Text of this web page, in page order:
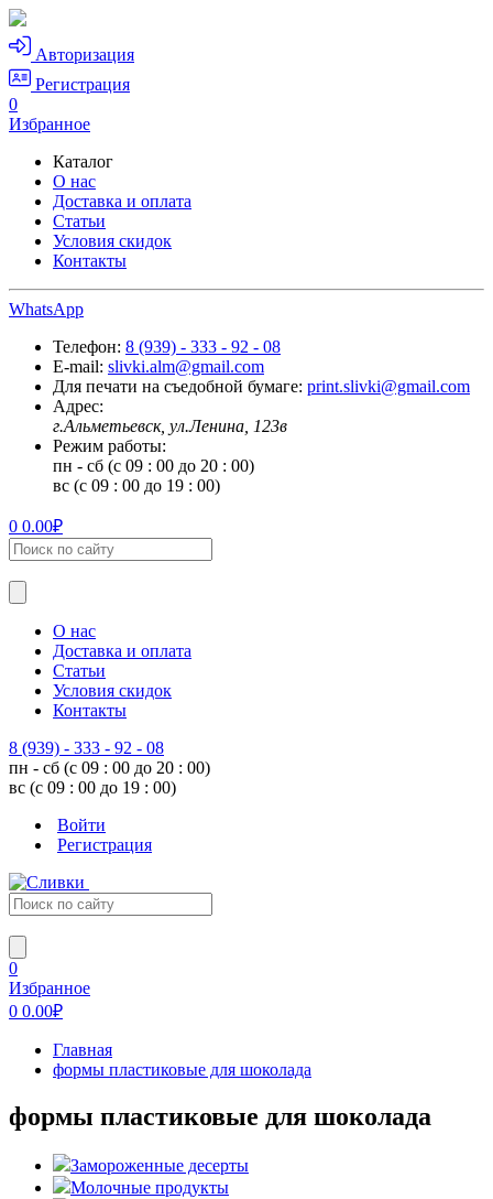
Авторизация
Регистрация
0
Избранное
Каталог
О нас
Доставка и оплата
Статьи
Условия скидок
Контакты
WhatsApp
Телефон: 8 (939) - 333 - 92 - 08
E-mail: slivki.alm@gmail.com
Для печати на съедобной бумаге: print.slivki@gmail.com
Адрес:
г.Альметьевск, ул.Ленина, 123в
Режим работы:
пн - сб (с 09 : 00 до 20 : 00)
вс (с 09 : 00 до 19 : 00)
0 0.00₽
О нас
Доставка и оплата
Статьи
Условия скидок
Контакты
8 (939) - 333 - 92 - 08
пн - сб (с 09 : 00 до 20 : 00)
вс (с 09 : 00 до 19 : 00)
Войти
Регистрация
0
Избранное
0 0.00₽
Главная
формы пластиковые для шоколада
формы пластиковые для шоколада
Замороженные десерты
Молочные продукты